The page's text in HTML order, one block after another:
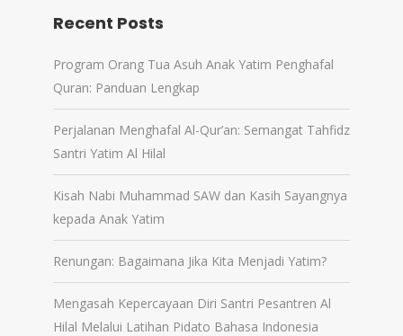
Recent Posts
Program Orang Tua Asuh Anak Yatim Penghafal
Quran: Panduan Lengkap
Perjalanan Menghafal Al-Qur’an: Semangat Tahfidz
Santri Yatim Al Hilal
Kisah Nabi Muhammad SAW dan Kasih Sayangnya
kepada Anak Yatim
Renungan: Bagaimana Jika Kita Menjadi Yatim?
Mengasah Kepercayaan Diri Santri Pesantren Al
Hilal Melalui Latihan Pidato Bahasa Indonesia